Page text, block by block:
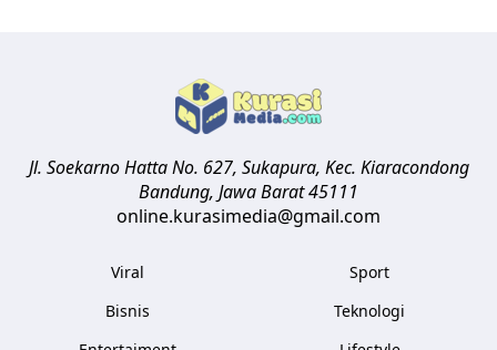
Jl. Soekarno Hatta No. 627, Sukapura, Kec. Kiaracondong
Bandung, Jawa Barat45111
online.kurasimedia@gmail.com
Viral
Bisnis
Sport
Teknologi